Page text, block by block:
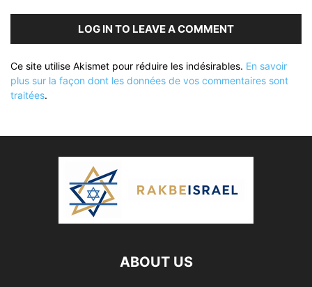
LOG IN TO LEAVE A COMMENT
Ce site utilise Akismet pour réduire les indésirables. En savoir
plus sur la façon dont les données de vos commentaires sont
traitées.
ABOUT US